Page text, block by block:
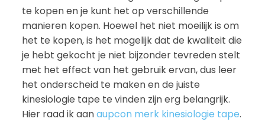
te kopen en je kunt het op verschillende
manieren kopen. Hoewel het niet moeilijk is om
het te kopen, is het mogelijk dat de kwaliteit die
je hebt gekocht je niet bijzonder tevreden stelt
met het effect van het gebruik ervan, dus leer
het onderscheid te maken en de juiste
kinesiologie tape te vinden zijn erg belangrijk.
Hier raad ik aanaupcon merk kinesiologie tape.